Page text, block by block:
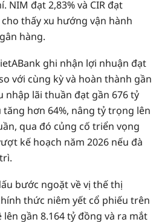
NIM đạt 2,83% và CIR đạt
thấy xu hướng vận hành
hàng.
ghi nhận lợi nhuận đạt
với cùng kỳ và hoàn thành gần
nhập lãi thuần đạt gần 676 tỷ
hơn 64%, nâng tỷ trọng lên
qua đó củng cố triển vọng
kế hoạch năm 2026 nếu đà
bước ngoặt về vị thế thị
thức niêm yết cổ phiếu trên
lên gần 8.164 tỷ đồng và ra mắt